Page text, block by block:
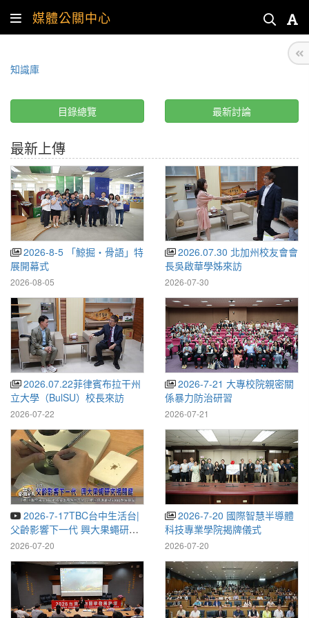
媒體公關中心
知識庫
目錄總覽 最新討論
最新上傳
2026-8-5 「鯨掘・骨語」特
展開幕式
2026-08-05
2026.07.30 北加州校友會會
長吳啟華學姊來訪
2026-07-30
2026.07.22菲律賓布拉干州
立大學（BulSU）校長來訪
2026-07-22
2026-7-21 大專校院親密關
係暴力防治研習
2026-07-21
2026-7-17TBC台中生活台|
父齡影響下一代 興大果蠅研究
揭關鍵
2026-07-20
2026-7-20 國際智慧半導體
科技專業學院揭牌儀式
2026-07-20